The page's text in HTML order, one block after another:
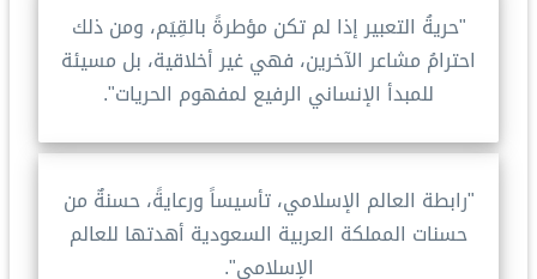
"حريةُ التعبير إذا لم تكن مؤطرةً بالقِيَم، ومن ذلك
احترامُ مشاعر الآخرين، فهي غير أخلاقية، بل مسيئة
للمبدأ الإنساني الرفيع لمفهوم الحريات".
"رابطة العالم الإسلامي، تأسيساً ورعايةً، حسنةٌ من
حسنات المملكة العربية السعودية أهدتها للعالم
الإسلامي".